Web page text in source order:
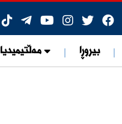
بیروڕا مەڵتیمیدیا